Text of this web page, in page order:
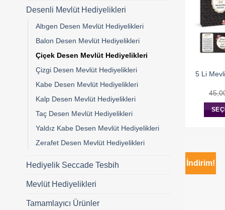
Desenli Mevlüt Hediyelikleri
Altıgen Desen Mevlüt Hediyelikleri
Balon Desen Mevlüt Hediyelikleri
Çiçek Desen Mevlüt Hediyelikleri
Çizgi Desen Mevlüt Hediyelikleri
Kabe Desen Mevlüt Hediyelikleri
Kalp Desen Mevlüt Hediyelikleri
Taç Desen Mevlüt Hediyelikleri
Yaldız Kabe Desen Mevlüt Hediyelikleri
Zerafet Desen Mevlüt Hediyelikleri
Hediyelik Seccade Tesbih
Mevlüt Hediyelikleri
Tamamlayıcı Ürünler
5 Li
İndirim!